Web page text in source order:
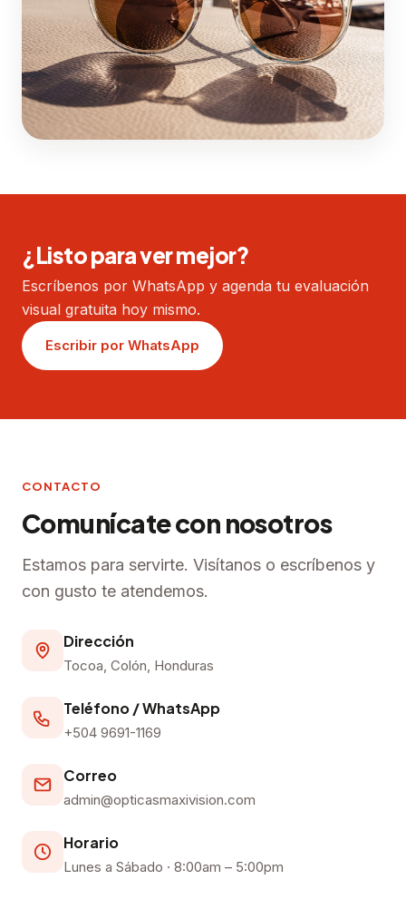
¿Listo para ver mejor?
Escríbenos por WhatsApp y agenda tu evaluación
visual gratuita hoy mismo.
Escribir por WhatsApp
CONTACTO
Comunícate con nosotros
Estamos para servirte. Visítanos o escríbenos y
con gusto te atendemos.
Dirección
Tocoa, Colón, Honduras
Teléfono / WhatsApp
+504 9691-1169
Correo
admin@opticasmaxivision.com
Horario
Lunes a Sábado · 8:00am – 5:00pm